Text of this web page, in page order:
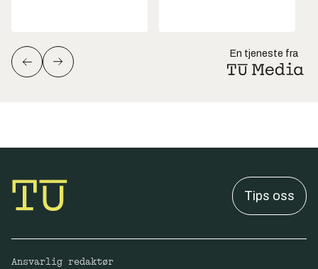
En tjeneste fra
Tips oss
Ansvarlig redaktør